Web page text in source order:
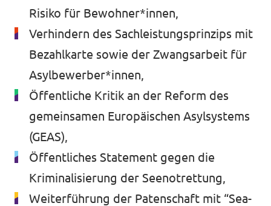
Risiko für Bewohner*innen,
Verhindern des Sachleistungsprinzips mit
Bezahlkarte sowie der Zwangsarbeit für
Asylbewerber*innen,
Öffentliche Kritik an der Reform des
gemeinsamen Europäischen Asylsystems
(GEAS),
Öffentliches Statement gegen die
Kriminalisierung der Seenotrettung,
Weiterführung der Patenschaft mit “Sea-